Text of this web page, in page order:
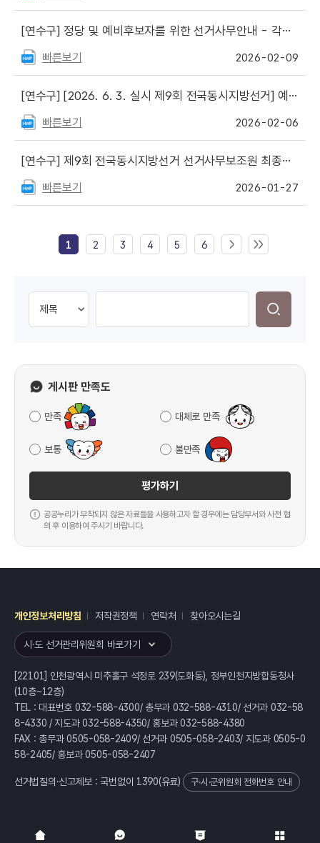
[연수구] 정당 및 예비후보자를 위한 선거사무안내 - 각종 신고·신청·제출 서식
빠른보기 2026-02-09
[연수구] [2026. 6. 3. 실시 제9회 전국동시지방선거] 예비후보자등록 보조자료
빠른보기 2026-02-06
[연수구] 제9회 전국동시지방선거 선거사무보조원 최종합격자 명단
빠른보기 2026-01-27
1 2 3 4 5 6
게시판 만족도
만족 대체로 만족
보통 불만족
평가하기
공공누리가 부착되지 않은 자료들을 사용하고자 할 경우에는 담당부서와 사전 협
의 후 이용하여 주시기 바랍니다.
개인정보처리방침 저작권정책 연락처 찾아오시는길
시·도 선거관리위원회 바로가기
[22101] 인천광역시 미추홀구 석정로 239(도화동), 정부인천지방합동청사
(10층~12층)
TEL : 대표번호 032-588-4300/ 총무과 032-588-4310/ 선거과 032-58
8-4330 / 지도과 032-588-4350/ 홍보과 032-588-4380
FAX : 총무과 0505-058-2409/ 선거과 0505-058-2403/ 지도과 0505-0
58-2405/ 홍보과 0505-058-2407
선거법질의·신고제보 : 국번없이 1390(유료) 구·시·군위원회 전화번호 안내